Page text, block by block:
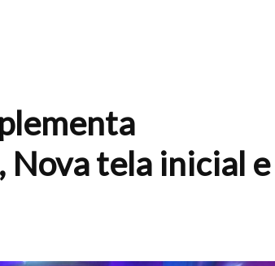
Nova tela inicial e